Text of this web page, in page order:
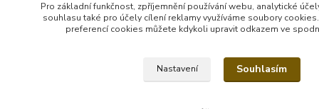
Pro základní funkčnost, zpříjemnění používání webu, analytické
souhlasu také pro účely cílení reklamy využíváme soubory
preferencí cookies můžete kdykoli upravit odkazem ve
Nastavení Souhlasím